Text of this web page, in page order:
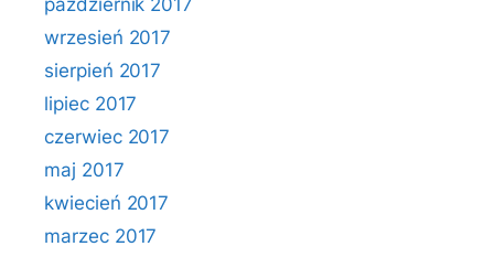
październik 2017
wrzesień 2017
sierpień 2017
lipiec 2017
czerwiec 2017
maj 2017
kwiecień 2017
marzec 2017